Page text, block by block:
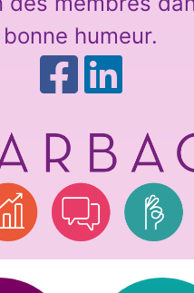
bonne humeur.